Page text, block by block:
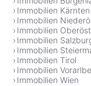
Immobilien Kärnten
Immobilien
Immobilien
Immobilien
Immobilien
Immobilien Tirol
Immobilien
Immobilien Wien